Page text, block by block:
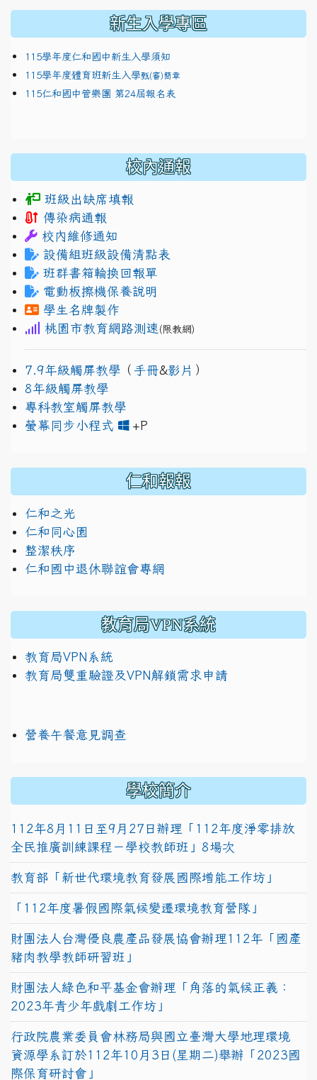
新生入學專區
115學年度仁和國中新生入學須知
115學年度體育班新生入學甄(審)簡章
115仁和國中管樂團 第24屆報名表
校內通報
班級出缺席填報
傳染病通報
校內維修通知
設備組班級設備清點表
班群書箱輪換回報單
電動板擦機保養說明
學生名牌製作
桃園市教育網路測速 (限教網)
7.9年級觸屏教學 （ 手冊&影片 ）
8年級觸屏教學
專科教室觸屏教學
螢幕同步小程式
+P
仁和報報
仁和之光
仁和同心園
整潔秩序
仁和國中退休聯誼會專網
教育局VPN系統
教育局VPN系統
教育局雙重驗證及VPN解鎖需求申請
營養午餐意見調查
學校簡介
112年8月11日至9月27日辦理「112年度淨零排放
全民推廣訓練課程－學校教師班」8場次
教育部「新世代環境教育發展國際增能工作坊」
「112年度暑假國際氣候變遷環境教育營隊」
財團法人台灣優良農產品發展協會辦理112年「國產
豬肉教學教師研習班」
財團法人綠色和平基金會辦理「角落的氣候正義：
2023年青少年戲劇工作坊」
行政院農業委員會林務局與國立臺灣大學地理環境
資源學系訂於112年10月3日(星期二)舉辦「2023國
際保育研討會」